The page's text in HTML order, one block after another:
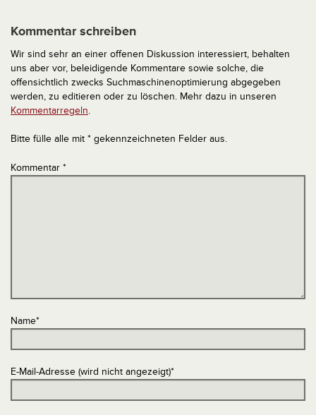
Kommentar schreiben
Wir sind sehr an einer offenen Diskussion interessiert, behalten
uns aber vor, beleidigende Kommentare sowie solche, die
offensichtlich zwecks Suchmaschinenoptimierung abgegeben
werden, zu editieren oder zu löschen. Mehr dazu in unseren
Kommentarregeln.
Bitte fülle alle mit * gekennzeichneten Felder aus.
Kommentar *
Name*
E-Mail-Adresse (wird nicht angezeigt)*